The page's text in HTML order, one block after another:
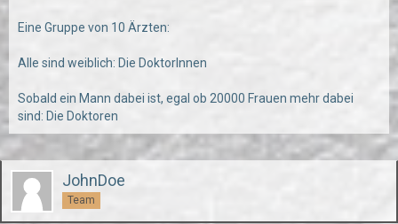
Eine Gruppe von 10 Ärzten:
Alle sind weiblich: Die DoktorInnen
Sobald ein Mann dabei ist, egal ob 20000 Frauen mehr dabei
sind: Die Doktoren
JohnDoe
Team